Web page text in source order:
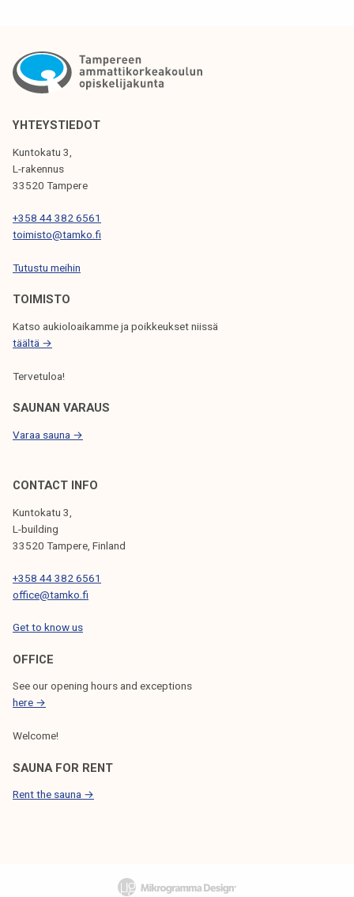
K
K
E
L
I
E
N
S
E
L
A
U
S
YHTEYSTIEDOT
Kuntokatu 3,
L-rakennus
33520 Tampere
+358 44 382 6561
toimisto@tamko.fi
Tutustu meihin
TOIMISTO
Katso aukioloaikamme ja poikkeukset niissä
täältä →
Tervetuloa!
SAUNAN VARAUS
Varaa sauna →
CONTACT INFO
Kuntokatu 3,
L-building
33520 Tampere, Finland
+358 44 382 6561
office@tamko.fi
Get to know us
OFFICE
See our opening hours and exceptions
here →
Welcome!
SAUNA FOR RENT
Rent the sauna →